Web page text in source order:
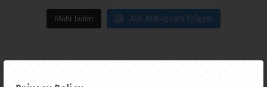
Mehr laden Auf Instagram folgen
FOLLOW US ON FACEBOOK